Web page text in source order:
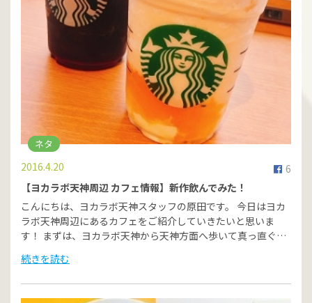
ネタ
6
2016.4.20
【ヨカラボ天神周辺 カフェ情報】新作飲んでみた！
こんにちは、ヨカラボ天神スタッフの原田です。 今日はヨカ
ラボ天神周辺にあるカフェをご紹介していきたいと思いま
す！ まずは、ヨカラボ天神から天神方面へ歩いて真っ直ぐ…
続きを読む